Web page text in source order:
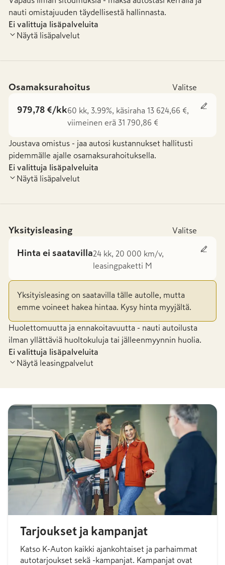
nauti omistajuuden täydellisestä hallinnasta.
Ei valittuja lisäpalveluita
Näytä lisäpalvelut
Osamaksurahoitus Valitse
979,78 €/kk60 kk, 3.99%, käsiraha 13 624,66 €,
viimeinen erä 31 790,86 €
Joustava omistus - jaa autosi kustannukset hallitusti
pidemmälle ajalle osamaksurahoituksella.
Ei valittuja lisäpalveluita
Näytä lisäpalvelut
Yksityisleasing Valitse
Hinta ei saatavilla24 kk, 20 000 km/v,
leasingpaketti M
Yksityisleasing on saatavilla tälle autolle, mutta
emme voineet hakea hintaa. Kysy hinta myyjältä.
Huolettomuutta ja ennakoitavuutta - nauti autoilusta
ilman yllättäviä huoltokuluja tai jälleenmyynnin huolia.
Ei valittuja lisäpalveluita
Näytä leasingpalvelut
Tarjoukset ja kampanjat
Katso K-Auton kaikki ajankohtaiset ja parhaimmat
autotarjoukset sekä -kampanjat. Kampanjat ovat